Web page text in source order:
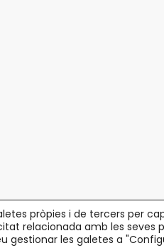
pròpies i de tercers per
relacionada amb les seves
gestionar les galetes a